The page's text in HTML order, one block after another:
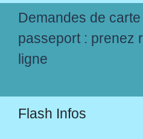
Demandes de
passeport : prenez
ligne
Flash Infos